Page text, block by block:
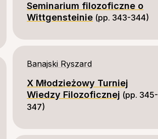
Seminarium filozoficzne o
Wittgensteinie (pp. 343-344)
Banajski Ryszard
X Młodzieżowy Turniej
Wiedzy Filozoficznej (pp. 345-
347)